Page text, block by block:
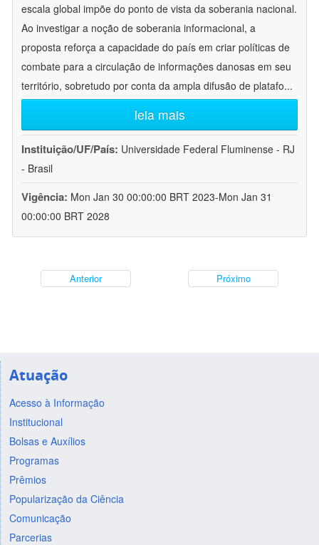
escala global impõe do ponto de vista da soberania nacional.
Ao investigar a noção de soberania informacional, a
proposta reforça a capacidade do país em criar políticas de
combate para a circulação de informações danosas em seu
território, sobretudo por conta da ampla difusão de platafo...
leia mais
Instituição/UF/País: Universidade Federal Fluminense - RJ
- Brasil
Vigência: Mon Jan 30 00:00:00 BRT 2023-Mon Jan 31
00:00:00 BRT 2028
Anterior Próximo
Atuação
Acesso à Informação
Institucional
Bolsas e Auxílios
Programas
Prêmios
Popularização da Ciência
Comunicação
Parcerias